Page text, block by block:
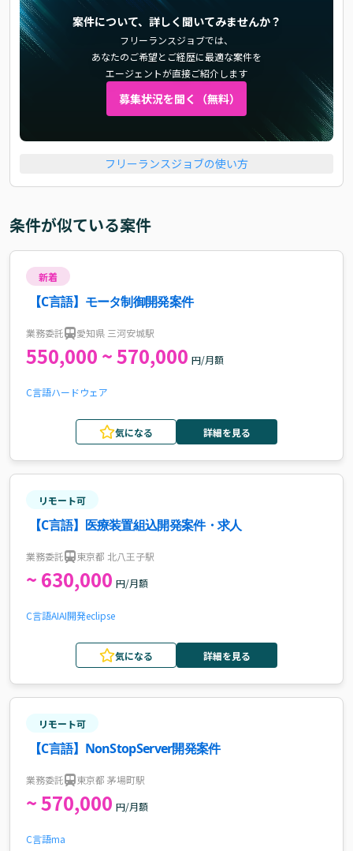
案件について、詳しく聞いてみませんか？
フリーランスジョブでは、
あなたのご希望とご経歴に最適な案件を
エージェントが直接ご紹介します
募集状況を聞く（無料）
フリーランスジョブの使い方
条件が似ている案件
新着
【C言語】モータ制御開発案件
業務委託 愛知県 三河安城駅
550,000 ~ 570,000 円/月額
C言語ハードウェア
気になる 詳細を見る
リモート可
【C言語】医療装置組込開発案件・求人
業務委託 東京都 北八王子駅
~ 630,000 円/月額
C言語AIAI開発eclipse
気になる 詳細を見る
リモート可
【C言語】NonStopServer開発案件
業務委託 東京都 茅場町駅
~ 570,000 円/月額
C言語ma